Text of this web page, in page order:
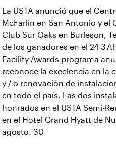
La USTA anunció que el
McFarlin en San Antonio y el
Club Sur Oaks en Burleson,
de los ganadores en el 24
Facility Awards programa
reconoce la excelencia en la
y / o renovación de
en todo el país. Las dos
honrados en el USTA Semi-
en el Hotel Grand Hyatt de
agosto. 30